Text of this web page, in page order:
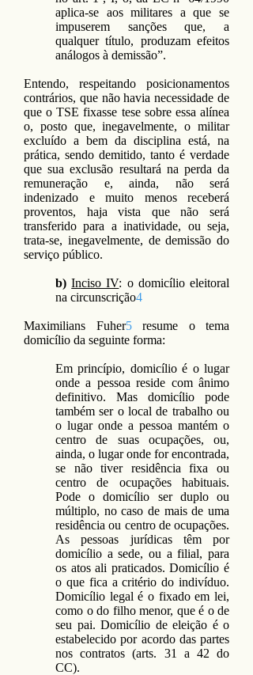
aplica-se aos militares a que se
impuserem sanções que, a
qualquer título, produzam efeitos
análogos à demissão”.
Entendo, respeitando posicionamentos
contrários, que não havia necessidade de
que o TSE fixasse tese sobre essa alínea
o, posto que, inegavelmente, o militar
excluído a bem da disciplina está, na
prática, sendo demitido, tanto é verdade
que sua exclusão resultará na perda da
remuneração e, ainda, não será
indenizado e muito menos receberá
proventos, haja vista que não será
transferido para a inatividade, ou seja,
trata-se, inegavelmente, de demissão do
serviço público.
b) Inciso IV: o domicílio eleitoral
na circunscrição4
Maximilians Fuher5resume o tema
domicílio da seguinte forma:
Em princípio, domicílio é o lugar
onde a pessoa reside com ânimo
definitivo. Mas domicílio pode
também ser o local de trabalho ou
o lugar onde a pessoa mantém o
centro de suas ocupações, ou,
ainda, o lugar onde for encontrada,
se não tiver residência fixa ou
centro de ocupações habituais.
Pode o domicílio ser duplo ou
múltiplo, no caso de mais de uma
residência ou centro de ocupações.
As pessoas jurídicas têm por
domicílio a sede, ou a filial, para
os atos ali praticados. Domicílio é
o que fica a critério do indivíduo.
Domicílio legal é o fixado em lei,
como o do filho menor, que é o de
seu pai. Domicílio de eleição é o
estabelecido por acordo das partes
nos contratos (arts. 31 a 42 do
CC).